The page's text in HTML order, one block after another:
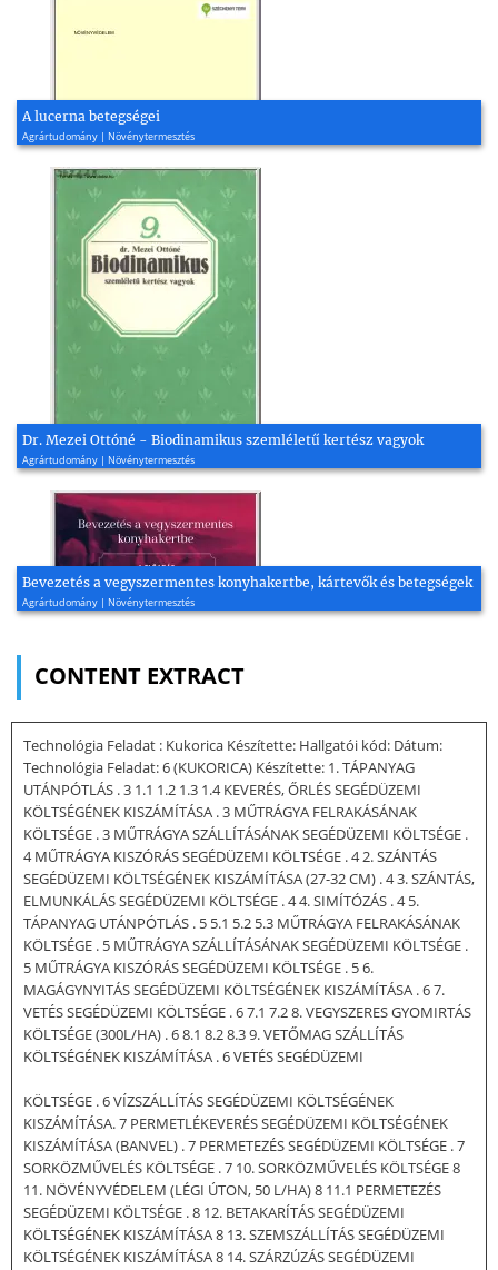
A lucerna betegségei
Agrártudomány | Növénytermesztés
Dr. Mezei Ottóné - Biodinamikus szemléletű kertész vagyok
Agrártudomány | Növénytermesztés
Bevezetés a vegyszermentes konyhakertbe, kártevők és betegségek
Agrártudomány | Növénytermesztés
CONTENT EXTRACT
Technológia Feladat : Kukorica Készítette: Hallgatói kód: Dátum:
Technológia Feladat: 6 (KUKORICA) Készítette: 1. TÁPANYAG
UTÁNPÓTLÁS . 3 1.1 1.2 1.3 1.4 KEVERÉS, ŐRLÉS SEGÉDÜZEMI
KÖLTSÉGÉNEK KISZÁMÍTÁSA . 3 MŰTRÁGYA FELRAKÁSÁNAK
KÖLTSÉGE . 3 MŰTRÁGYA SZÁLLÍTÁSÁNAK SEGÉDÜZEMI KÖLTSÉGE .
4 MŰTRÁGYA KISZÓRÁS SEGÉDÜZEMI KÖLTSÉGE . 4 2. SZÁNTÁS
SEGÉDÜZEMI KÖLTSÉGÉNEK KISZÁMÍTÁSA (27-32 CM) . 4 3. SZÁNTÁS,
ELMUNKÁLÁS SEGÉDÜZEMI KÖLTSÉGE . 4 4. SIMÍTÓZÁS . 4 5.
TÁPANYAG UTÁNPÓTLÁS . 5 5.1 5.2 5.3 MŰTRÁGYA FELRAKÁSÁNAK
KÖLTSÉGE . 5 MŰTRÁGYA SZÁLLÍTÁSÁNAK SEGÉDÜZEMI KÖLTSÉGE .
5 MŰTRÁGYA KISZÓRÁS SEGÉDÜZEMI KÖLTSÉGE . 5 6.
MAGÁGYNYITÁS SEGÉDÜZEMI KÖLTSÉGÉNEK KISZÁMÍTÁSA . 6 7.
VETÉS SEGÉDÜZEMI KÖLTSÉGE . 6 7.1 7.2 8. VEGYSZERES GYOMIRTÁS
KÖLTSÉGE (300L/HA) . 6 8.1 8.2 8.3 9. VETŐMAG SZÁLLÍTÁS
KÖLTSÉGÉNEK KISZÁMÍTÁSA . 6 VETÉS SEGÉDÜZEMI
KÖLTSÉGE . 6 VÍZSZÁLLÍTÁS SEGÉDÜZEMI KÖLTSÉGÉNEK
KISZÁMÍTÁSA. 7 PERMETLÉKEVERÉS SEGÉDÜZEMI KÖLTSÉGÉNEK
KISZÁMÍTÁSA (BANVEL) . 7 PERMETEZÉS SEGÉDÜZEMI KÖLTSÉGE . 7
SORKÖZMŰVELÉS KÖLTSÉGE . 7 10. SORKÖZMŰVELÉS KÖLTSÉGE 8
11. NÖVÉNYVÉDELEM (LÉGI ÚTON, 50 L/HA) 8 11.1 PERMETEZÉS
SEGÉDÜZEMI KÖLTSÉGE . 8 12. BETAKARÍTÁS SEGÉDÜZEMI
KÖLTSÉGÉNEK KISZÁMÍTÁSA 8 13. SZEMSZÁLLÍTÁS SEGÉDÜZEMI
KÖLTSÉGÉNEK KISZÁMÍTÁSA 8 14. SZÁRZÚZÁS SEGÉDÜZEMI